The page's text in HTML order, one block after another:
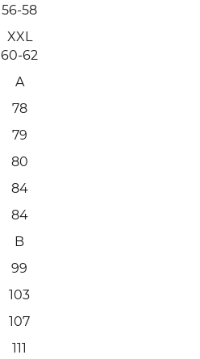
56-58
XXL
60-62
A
78
79
80
84
84
B
99
103
107
111